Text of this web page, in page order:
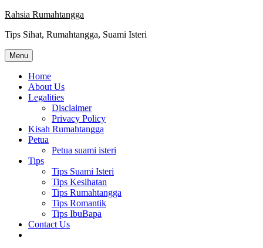
Skip
content
Rahsia Rumahtangga
Tips Sihat, Rumahtangga, Suami Isteri
Menu
Home
About Us
Legalities
Disclaimer
Privacy Policy
Kisah Rumahtangga
Petua
Petua suami isteri
Tips
Tips Suami Isteri
Tips Kesihatan
Tips Rumahtangga
Tips Romantik
Tips IbuBapa
Contact Us